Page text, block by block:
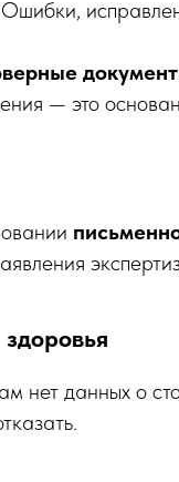
— это
нет данных о